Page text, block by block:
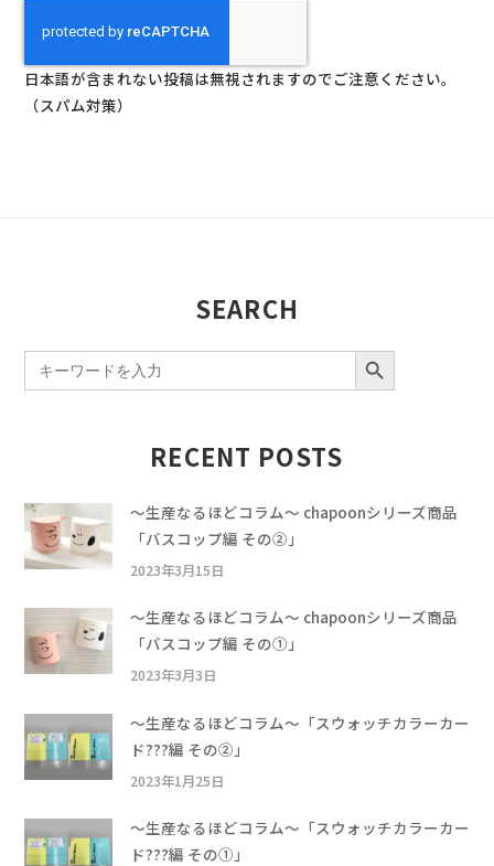
日本語が含まれない投稿は無視されますのでご注意ください。
（スパム対策）
SEARCH
Search
for:
SEARCH BUTTON
RECENT POSTS
〜生産なるほどコラム〜 chapoonシリーズ商品
「バスコップ編 その②」
2023年3月15日
〜生産なるほどコラム〜 chapoonシリーズ商品
「バスコップ編 その①」
2023年3月3日
〜生産なるほどコラム〜「スウォッチカラーカー
ド???編 その②」
2023年1月25日
〜生産なるほどコラム〜「スウォッチカラーカー
ド???編 その①」